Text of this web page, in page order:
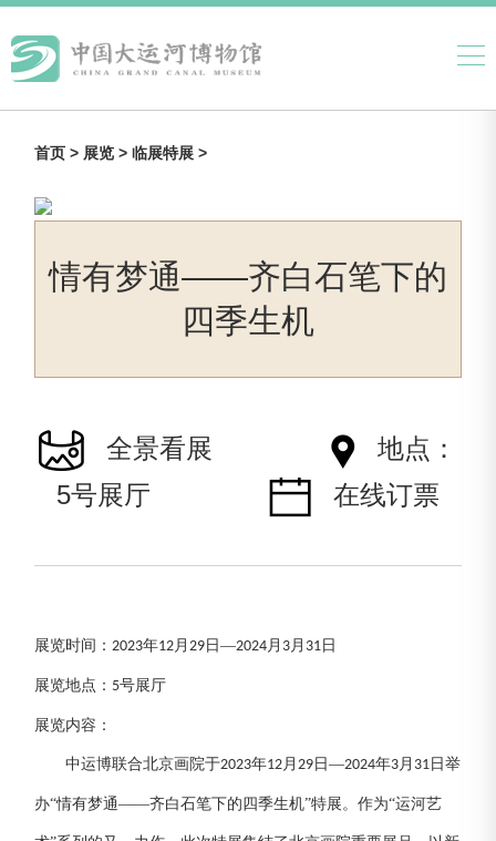
首页 > 展览 >临展特展 >
情有梦通——齐白石笔下的
四季生机
全景看展
地点：
5号展厅
在线订票
展览时间：2023年12月29 日—2024月 3月 31 日
展览地点： 5号展厅
展览内容：
中运博联合北京画院于2023年12月29 日—2024年3月 31 日举
办“情有梦通——齐白石笔下的四季生机”特展。作为“运河艺